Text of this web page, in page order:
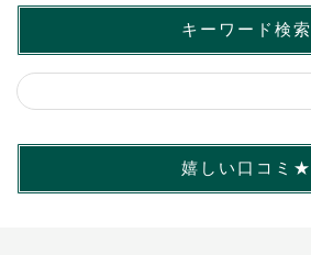
キーワード検索
嬉しい口コミ★